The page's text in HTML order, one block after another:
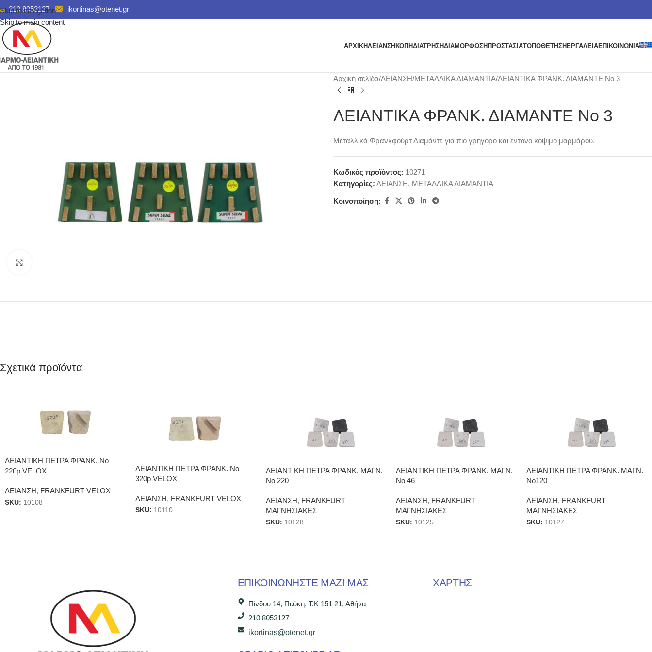
Skip to navigation
Skip to main content
210 8053127 ikortinas@otenet.gr
ΑΡΧΙΚΗΛΕΙΑΝΣΗ ΚΟΠΗΔΙΑΤΡΗΣΗΔΙΑΜΟΡΦΩΣΗ ΠΡΟΣΤΑΣΙΑΤΟΠΟΘΕΤΗΣΗ ΕΡΓΑΛΕΙΑΕΠΙΚΟΙΝΩΝΙΑ
Αρχική σελίδα ΛΕΙΑΝΣΗ ΜΕΤΑΛΛΙΚΑ ΔΙΑΜΑΝΤΙΑ ΛΕΙΑΝΤΙΚΑ ΦΡΑΝΚ. ΔΙΑΜΑΝΤΕ Νο 3
ΛΕΙΑΝΤΙΚΑ ΦΡΑΝΚ. ΔΙΑΜΑΝΤΕ Νο 3
Μεταλλικά Φρανκφούρτ Διαμάντε για πιο γρήγορο και έντονο κόψιμο μαρμάρου.
Κωδικός προϊόντος: 10271
Κατηγορίες: ΛΕΙΑΝΣΗ, ΜΕΤΑΛΛΙΚΑ ΔΙΑΜΑΝΤΙΑ
Κοινοποίηση:
Σχετικά προϊόντα
ΛΕΙΑΝΤΙΚΗ ΠΕΤΡΑ ΦΡΑΝΚ. Νο
220p VELOX
ΛΕΙΑΝΣΗ, FRANKFURT VELOX
SKU: 10108
ΛΕΙΑΝΤΙΚΗ ΠΕΤΡΑ ΦΡΑΝΚ. Νο
320p VELOX
ΛΕΙΑΝΣΗ, FRANKFURT VELOX
SKU: 10110
ΛΕΙΑΝΤΙΚΗ ΠΕΤΡΑ ΦΡΑΝΚ. ΜΑΓΝ.
Νο 220
ΛΕΙΑΝΣΗ, FRANKFURT
ΜΑΓΝΗΣΙΑΚΕΣ
SKU: 10128
ΛΕΙΑΝΤΙΚΗ ΠΕΤΡΑ ΦΡΑΝΚ. ΜΑΓΝ.
Νο 46
ΛΕΙΑΝΣΗ, FRANKFURT
ΜΑΓΝΗΣΙΑΚΕΣ
SKU: 10125
ΛΕΙΑΝΤΙΚΗ ΠΕΤΡΑ ΦΡΑΝΚ. ΜΑΓΝ.
Νο120
ΛΕΙΑΝΣΗ, FRANKFURT
ΜΑΓΝΗΣΙΑΚΕΣ
SKU: 10127
ΕΠΙΚΟΙΝΩΝΉΣΤΕ ΜΑΖΊ ΜΑΣ
Πίνδου 14, Πεύκη, Τ.Κ 151 21, Αθήνα
210 8053127
ikortinas@otenet.gr
ΧΑΡΤΗΣ